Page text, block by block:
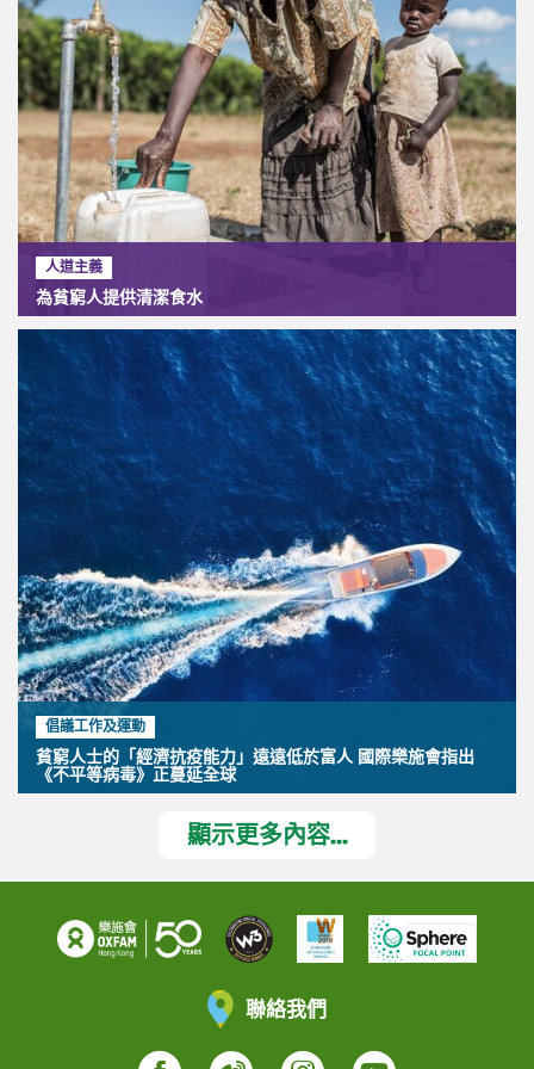
人道主義
為貧窮人提供清潔食水
倡議工作及運動
貧窮人士的「經濟抗疫能力」遠遠低於富人 國際樂施會指出
《不平等病毒》正蔓延全球
顯示更多內容...
聯絡我們